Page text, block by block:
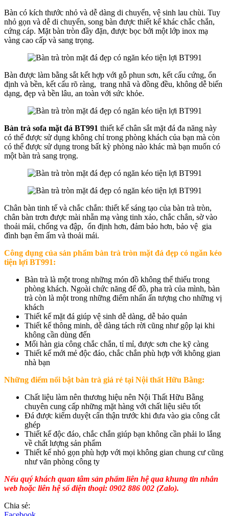
Bàn có kích thước nhỏ và dễ dàng di chuyển, vệ sinh lau chùi. Tuy
nhỏ gọn và dễ di chuyển, song bàn được thiết kế khác chắc chắn,
cứng cáp. Mặt bàn tròn đầy đặn, được bọc bởi một lớp inox mạ
vàng cao cấp và sang trọng.
Bàn được làm bằng sắt kết hợp với gỗ phun sơn, kết cấu cứng, ổn
định và bền, kết cấu rõ ràng, trang nhã và đồng đều, không dễ biến
dạng, đẹp và bền lâu, an toàn với sức khỏe.
Bàn trà sofa mặt đá BT991 thiết kế chân sắt mặt đá đa năng này
có thể được sử dụng không chỉ trong phòng khách của bạn mà còn
có thể được sử dụng trong bất kỳ phòng nào khác mà bạn muốn có
một bàn trà sang trọng.
Chân bàn tinh tế và chắc chắn: thiết kế sáng tạo của bàn trà tròn,
chân bàn trơn được mài nhẵn mạ vàng tinh xảo, chắc chắn, sờ vào
thoải mái, chống va đập, ổn định hơn, đảm bảo hơn, bảo vệ gia
đình bạn êm ấm và thoải mái.
Công dụng của sản phẩm bàn trà tròn mặt đá đẹp có ngăn kéo
tiện lợi BT991:
Bàn trà là một trong những món đồ không thể thiếu trong
phòng khách. Ngoài chức năng để đồ, pha trà của mình, bàn
trà còn là một trong những điểm nhấn ấn tượng cho những vị
khách
Thiết kế mặt đá giúp vệ sinh dễ dàng, dễ bảo quản
Thiết kế thông minh, dễ dàng tách rời cũng như gộp lại khi
không cần dùng đến
Mối hàn gia công chắc chắn, tỉ mỉ, được sơn che kỹ càng
Thiết kế mới mẻ độc đáo, chắc chắn phù hợp với không gian
nhà bạn
Những điểm nổi bật bàn trà giá rẻ tại Nội thất Hữu Bằng:
Chất liệu làm nên thương hiệu nên Nội Thất Hữu Bằng
chuyên cung cấp những mặt hàng với chất liệu siêu tốt
Đá được kiểm duyệt cẩn thận trước khi đưa vào gia công cắt
ghép
Thiết kế độc đáo, chắc chắn giúp bạn không cần phải lo lắng
về chất lượng sản phẩm
Thiết kế nhỏ gọn phù hợp với mọi không gian chung cư cũng
như văn phòng công ty
Nếu quý khách quan tâm sản phẩm liên hệ qua khung tin nhắn
web hoặc liên hệ số điện thoại: 0902 886 002 (Zalo).
Chia sẻ: